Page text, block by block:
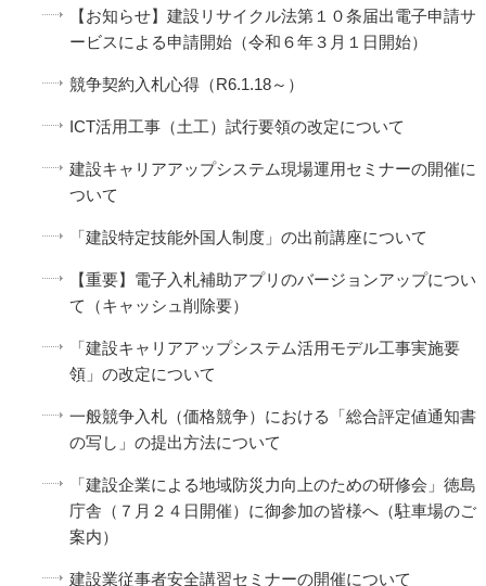
【お知らせ】建設リサイクル法第１０条届出電子申請サ
ービスによる申請開始（令和６年３月１日開始）
競争契約入札心得（R6.1.18～）
ICT活用工事（土工）試行要領の改定について
建設キャリアアップシステム現場運用セミナーの開催に
ついて
「建設特定技能外国人制度」の出前講座について
【重要】電子入札補助アプリのバージョンアップについ
て（キャッシュ削除要）
「建設キャリアアップシステム活用モデル工事実施要
領」の改定について
一般競争入札（価格競争）における「総合評定値通知書
の写し」の提出方法について
「建設企業による地域防災力向上のための研修会」徳島
庁舎（７月２４日開催）に御参加の皆様へ（駐車場のご
案内）
建設業従事者安全講習セミナーの開催について